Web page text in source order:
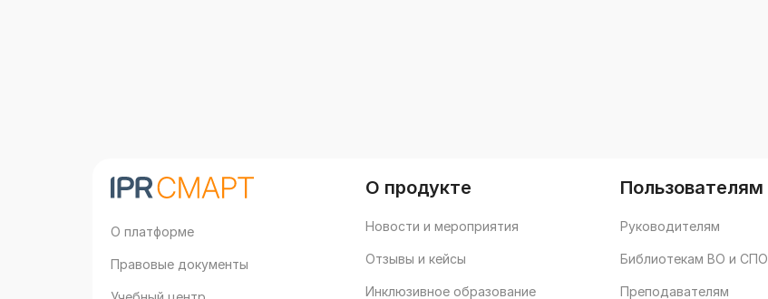
О платформе
Правовые документы
О продукте
Новости и мероприятия
Отзывы и кейсы
Инклюзивное образование
Пользователям
Руководителям
Библиотекам ВО и СПО
Преподавателям